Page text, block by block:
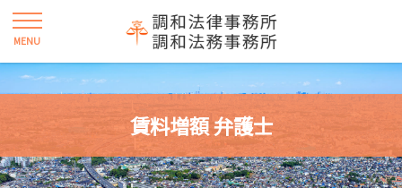
賃料増額 弁護士